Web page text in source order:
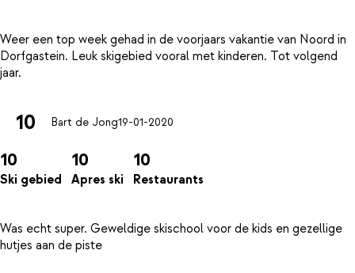
Weer een top week gehad in de voorjaars vakantie van Noord in
Dorfgastein. Leuk skigebied vooral met kinderen. Tot volgend
10 Bart de Jong19-01-2020
10
Ski gebied
10
Apres ski
10
Restaurants
Was echt super. Geweldige skischool voor de kids en gezellige